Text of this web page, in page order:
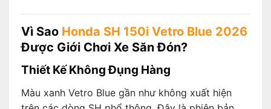
Vì Sao Honda SH 150i Vetro Blue 2026
Được Giới Chơi Xe Săn Đón?
Thiết Kế Không Đụng Hàng
Màu xanh Vetro Blue gần như không xuất hiện